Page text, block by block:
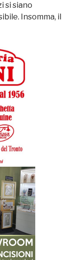
si siano
Insomma, il